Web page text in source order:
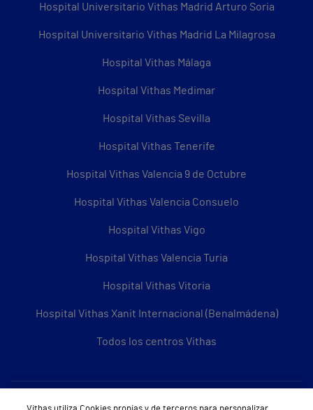
Hospital Universitario Vithas Madrid Arturo Soria
Hospital Universitario Vithas Madrid La Milagrosa
Hospital Vithas Málaga
Hospital Vithas Medimar
Hospital Vithas Sevilla
Hospital Vithas Tenerife
Hospital Vithas Valencia 9 de Octubre
Hospital Vithas Valencia Consuelo
Hospital Vithas Vigo
Hospital Vithas Valencia Turia
Hospital Vithas Vitoria
Hospital Vithas Xanit Internacional (Benalmádena)
Todos los centros Vithas
Sobre Vithas